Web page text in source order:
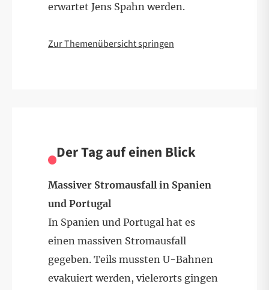
erwartet Jens Spahn werden.
Zur Themenübersicht springen
Der Tag auf einen Blick
Massiver Stromausfall in Spanien
und Portugal
In Spanien und Portugal hat es
einen massiven Stromausfall
gegeben. Teils mussten U-Bahnen
evakuiert werden, vielerorts gingen